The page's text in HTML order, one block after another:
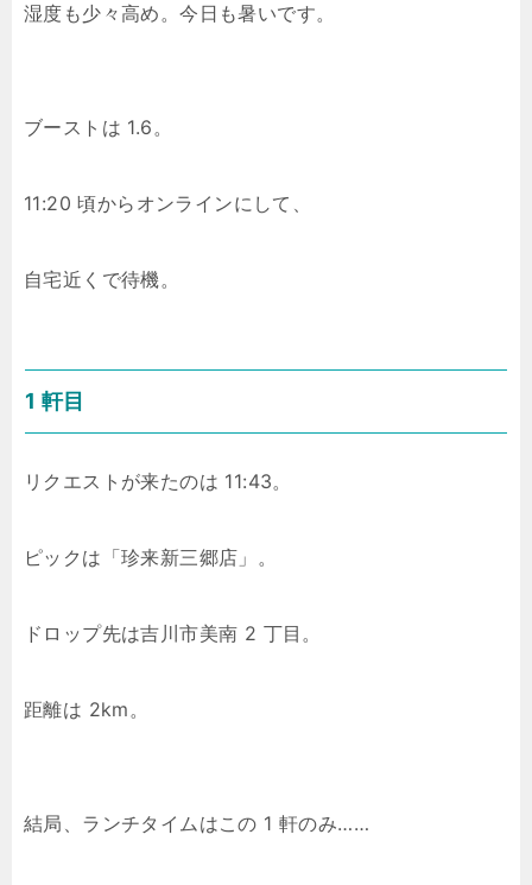
湿度も少々高め。今日も暑いです。
ブーストは 1.6。
11:20 頃からオンラインにして、
自宅近くで待機。
1 軒目
リクエストが来たのは 11:43。
ピックは「珍来新三郷店」。
ドロップ先は吉川市美南 2 丁目。
距離は 2km。
結局、ランチタイムはこの 1 軒のみ……